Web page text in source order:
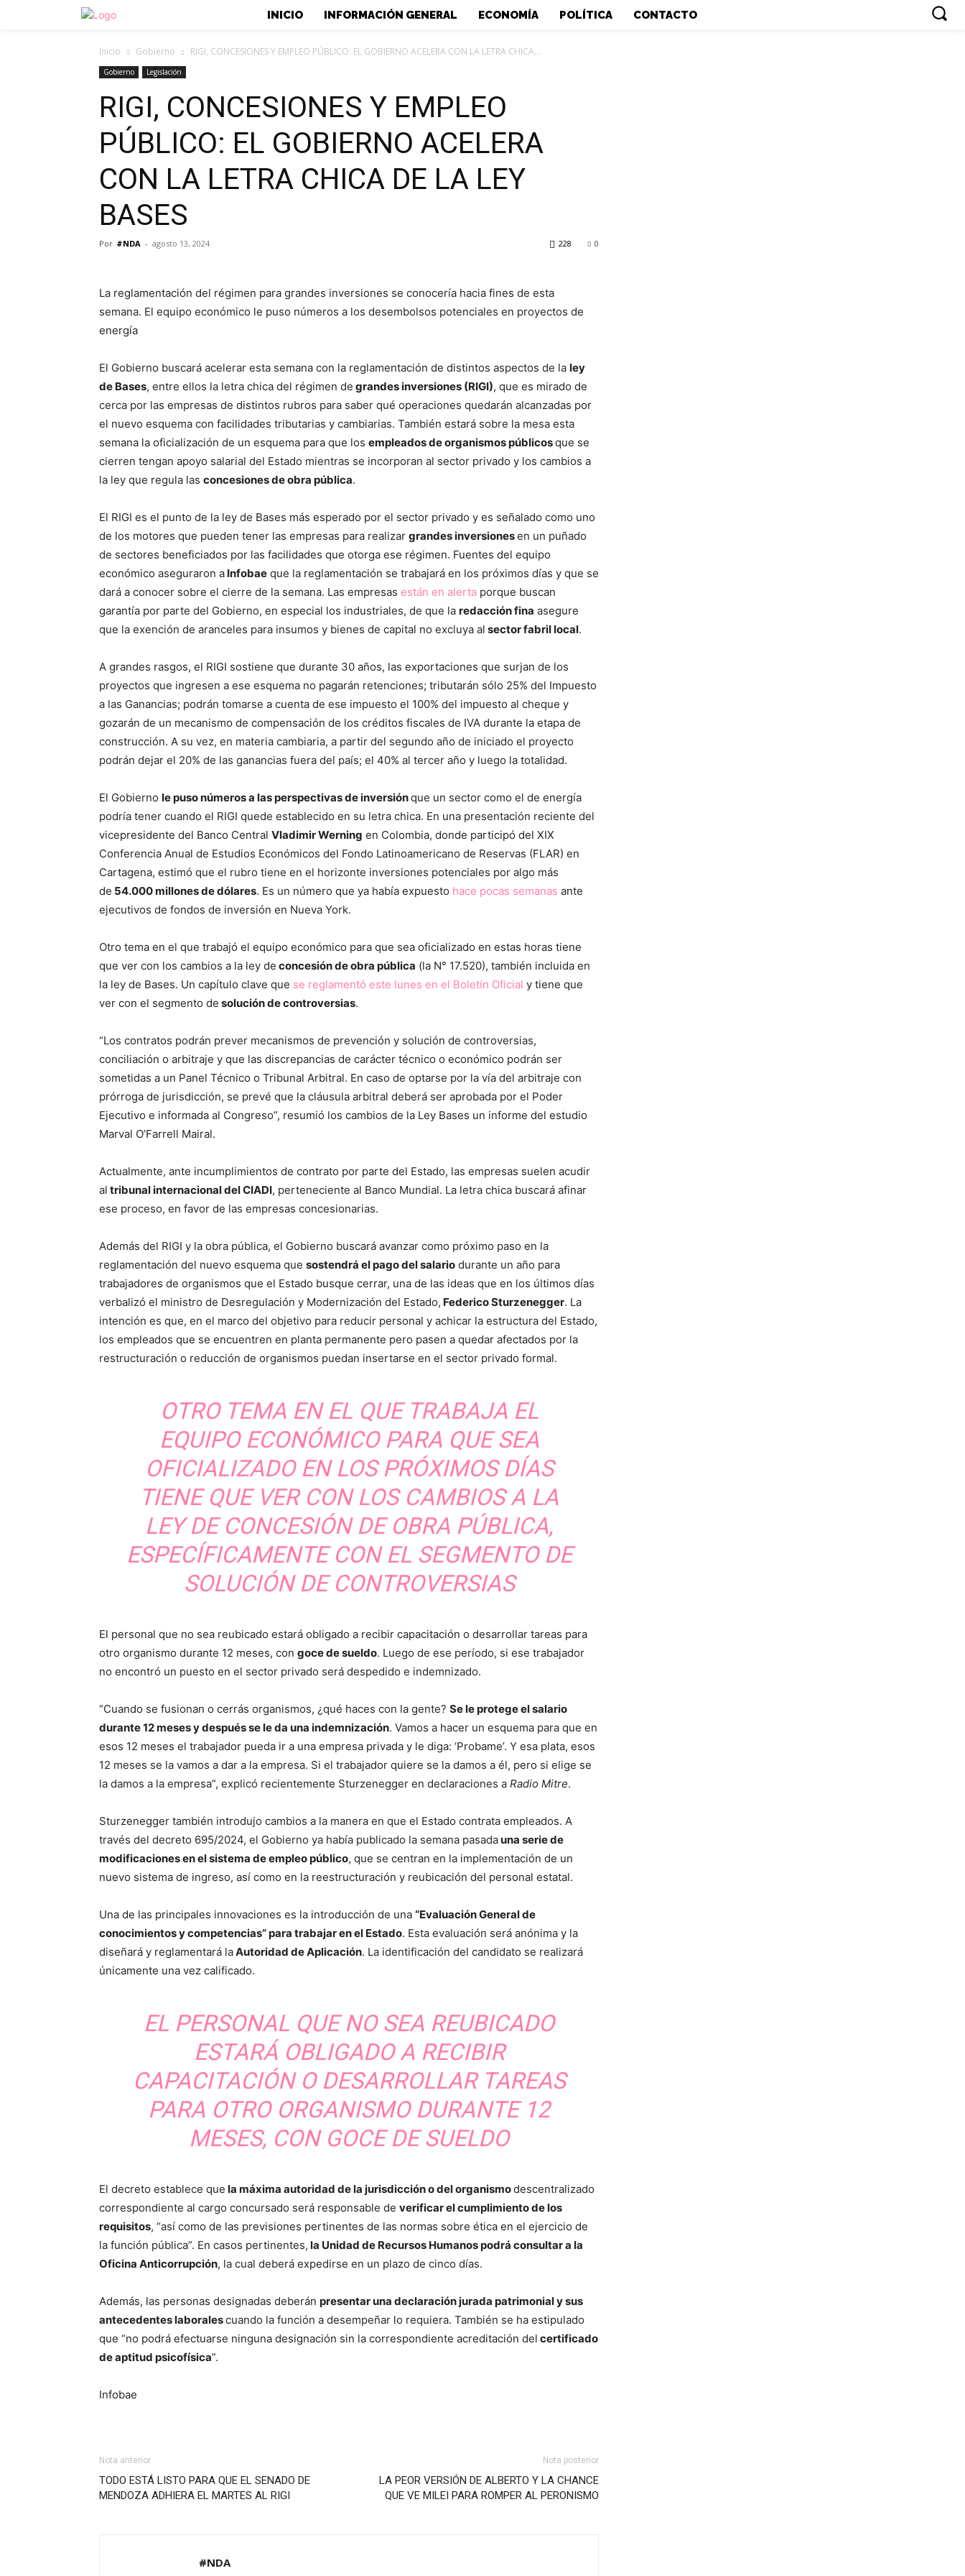
INICIO INFORMACIÓN GENERAL ECONOMÍA POLÍTICA CONTACTO
Inicio Gobierno RIGI, CONCESIONES Y EMPLEO PÚBLICO: EL GOBIERNO ACELERA CON LA LETRA CHICA...
Gobierno Legislación
RIGI, CONCESIONES Y EMPLEO
PÚBLICO: EL GOBIERNO ACELERA
CON LA LETRA CHICA DE LA LEY
BASES
Por #NDA - agosto 13, 2024 0
228
La reglamentación del régimen para grandes inversiones se conocería hacia fines de esta
semana. El equipo económico le puso números a los desembolsos potenciales en proyectos de
energía
El Gobierno buscará acelerar esta semana con la reglamentación de distintos aspectos de la ley
de Bases, entre ellos la letra chica del régimen de grandes inversiones (RIGI), que es mirado de
cerca por las empresas de distintos rubros para saber qué operaciones quedarán alcanzadas por
el nuevo esquema con facilidades tributarias y cambiarias. También estará sobre la mesa esta
semana la oficialización de un esquema para que los empleados de organismos públicosque se
cierren tengan apoyo salarial del Estado mientras se incorporan al sector privado y los cambios a
la ley que regula las concesiones de obra pública.
El RIGI es el punto de la ley de Bases más esperado por el sector privado y es señalado como uno
de los motores que pueden tener las empresas para realizar grandes inversionesen un puñado
de sectores beneficiados por las facilidades que otorga ese régimen. Fuentes del equipo
económico aseguraron a Infobae que la reglamentación se trabajará en los próximos días y que se
dará a conocer sobre el cierre de la semana. Las empresas están en alerta porque buscan
garantía por parte del Gobierno, en especial los industriales, de que la redacción fina asegure
que la exención de aranceles para insumos y bienes de capital no excluya al sector fabril local.
A grandes rasgos, el RIGI sostiene que durante 30 años, las exportaciones que surjan de los
proyectos que ingresen a ese esquema no pagarán retenciones; tributarán sólo 25% del Impuesto
a las Ganancias; podrán tomarse a cuenta de ese impuesto el 100% del impuesto al cheque y
gozarán de un mecanismo de compensación de los créditos fiscales de IVA durante la etapa de
construcción. A su vez, en materia cambiaria, a partir del segundo año de iniciado el proyecto
podrán dejar el 20% de las ganancias fuera del país; el 40% al tercer año y luego la totalidad.
El Gobierno le puso números a las perspectivas de inversiónque un sector como el de energía
podría tener cuando el RIGI quede establecido en su letra chica. En una presentación reciente del
vicepresidente del Banco Central Vladimir Werning en Colombia, donde participó del XIX
Conferencia Anual de Estudios Económicos del Fondo Latinoamericano de Reservas (FLAR) en
Cartagena, estimó que el rubro tiene en el horizonte inversiones potenciales por algo más
de 54.000 millones de dólares. Es un número que ya había expuesto hace pocas semanas ante
ejecutivos de fondos de inversión en Nueva York.
Otro tema en el que trabajó el equipo económico para que sea oficializado en estas horas tiene
que ver con los cambios a la ley de concesión de obra pública (la N° 17.520), también incluida en
la ley de Bases. Un capítulo clave que se reglamentó este lunes en el Boletín Oficial y tiene que
ver con el segmento de solución de controversias.
“Los contratos podrán prever mecanismos de prevención y solución de controversias,
conciliación o arbitraje y que las discrepancias de carácter técnico o económico podrán ser
sometidas a un Panel Técnico o Tribunal Arbitral. En caso de optarse por la vía del arbitraje con
prórroga de jurisdicción, se prevé que la cláusula arbitral deberá ser aprobada por el Poder
Ejecutivo e informada al Congreso”, resumió los cambios de la Ley Bases un informe del estudio
Marval O’Farrell Mairal.
Actualmente, ante incumplimientos de contrato por parte del Estado, las empresas suelen acudir
al tribunal internacional del CIADI, perteneciente al Banco Mundial. La letra chica buscará afinar
ese proceso, en favor de las empresas concesionarias.
Además del RIGI y la obra pública, el Gobierno buscará avanzar como próximo paso en la
reglamentación del nuevo esquema que sostendrá el pago del salario durante un año para
trabajadores de organismos que el Estado busque cerrar, una de las ideas que en los últimos días
verbalizó el ministro de Desregulación y Modernización del Estado, Federico Sturzenegger. La
intención es que, en el marco del objetivo para reducir personal y achicar la estructura del Estado,
los empleados que se encuentren en planta permanente pero pasen a quedar afectados por la
restructuración o reducción de organismos puedan insertarse en el sector privado formal.
OTRO TEMA EN EL QUE TRABAJA EL
EQUIPO ECONÓMICO PARA QUE SEA
OFICIALIZADO EN LOS PRÓXIMOS DÍAS
TIENE QUE VER CON LOS CAMBIOS A LA
LEY DE CONCESIÓN DE OBRA PÚBLICA,
ESPECÍFICAMENTE CON EL SEGMENTO DE
SOLUCIÓN DE CONTROVERSIAS
El personal que no sea reubicado estará obligado a recibir capacitación o desarrollar tareas para
otro organismo durante 12 meses, con goce de sueldo. Luego de ese período, si ese trabajador
no encontró un puesto en el sector privado será despedido e indemnizado.
“Cuando se fusionan o cerrás organismos, ¿qué haces con la gente? Se le protege el salario
durante 12 meses y después se le da una indemnización. Vamos a hacer un esquema para que en
esos 12 meses el trabajador pueda ir a una empresa privada y le diga: ‘Probame’. Y esa plata, esos
12 meses se la vamos a dar a la empresa. Si el trabajador quiere se la damos a él, pero si elige se
la damos a la empresa”, explicó recientemente Sturzenegger en declaraciones a Radio Mitre.
Sturzenegger también introdujo cambios a la manera en que el Estado contrata empleados. A
través del decreto 695/2024, el Gobierno ya había publicado la semana pasadauna serie de
modificaciones en el sistema de empleo público, que se centran en la implementación de un
nuevo sistema de ingreso, así como en la reestructuración y reubicación del personal estatal.
Una de las principales innovaciones es la introducción de una “Evaluación General de
conocimientos y competencias” para trabajar en el Estado. Esta evaluación será anónima y la
diseñará y reglamentará laAutoridad de Aplicación. La identificación del candidato se realizará
únicamente una vez calificado.
EL PERSONAL QUE NO SEA REUBICADO
ESTARÁ OBLIGADO A RECIBIR
CAPACITACIÓN O DESARROLLAR TAREAS
PARA OTRO ORGANISMO DURANTE 12
MESES, CON GOCE DE SUELDO
El decreto establece que la máxima autoridad de la jurisdicción o del organismodescentralizado
correspondiente al cargo concursado será responsable de verificar el cumplimiento de los
requisitos, “así como de las previsiones pertinentes de las normas sobre ética en el ejercicio de
la función pública”. En casos pertinentes, la Unidad de Recursos Humanos podrá consultar a la
Oficina Anticorrupción, la cual deberá expedirse en un plazo de cinco días.
Además, las personas designadas deberán presentar una declaración jurada patrimonial y sus
antecedentes laboralescuando la función a desempeñar lo requiera. También se ha estipulado
que “no podrá efectuarse ninguna designación sin la correspondiente acreditación del certificado
de aptitud psicofísica”.
Infobae
Nota anterior
TODO ESTÁ LISTO PARA QUE EL SENADO DE
MENDOZA ADHIERA EL MARTES AL RIGI
Nota posterior
LA PEOR VERSIÓN DE ALBERTO Y LA CHANCE
QUE VE MILEI PARA ROMPER AL PERONISMO
#NDA